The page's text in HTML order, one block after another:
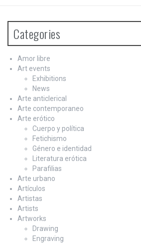
Categories
Amor libre
Art events
Exhibitions
News
Arte anticlerical
Arte contemporaneo
Arte erótico
Cuerpo y política
Fetichismo
Género e identidad
Literatura erótica
Parafilias
Arte urbano
Artículos
Artistas
Artists
Artworks
Drawing
Engraving